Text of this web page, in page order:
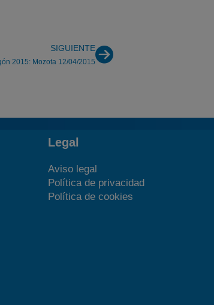
SIGUIENTE
2015: Mozota 12/04/2015
Legal
Aviso legal
Política de privacidad
Política de cookies